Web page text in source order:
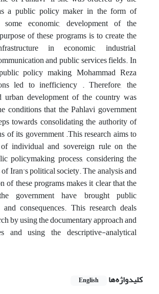
a public policy maker in the form of
some economic, development of the
of these programs is to create the
in economic, industrial,
and public services fields. In
policy making, Mohammad Reza
led to inefficiency . Therefore, the
urban development of the country was
conditions that the Pahlavi government
towards consolidating the authority of
of its government .This research aims to
individual and sovereign rule on the
policymaking process, considering the
Iran's political society. The analysis and
of these programs makes it clear that the
government have brought public
and consequences. This research deals
by using the documentary approach and
and using the descriptive-analytical
کلیدواژه‌ها English